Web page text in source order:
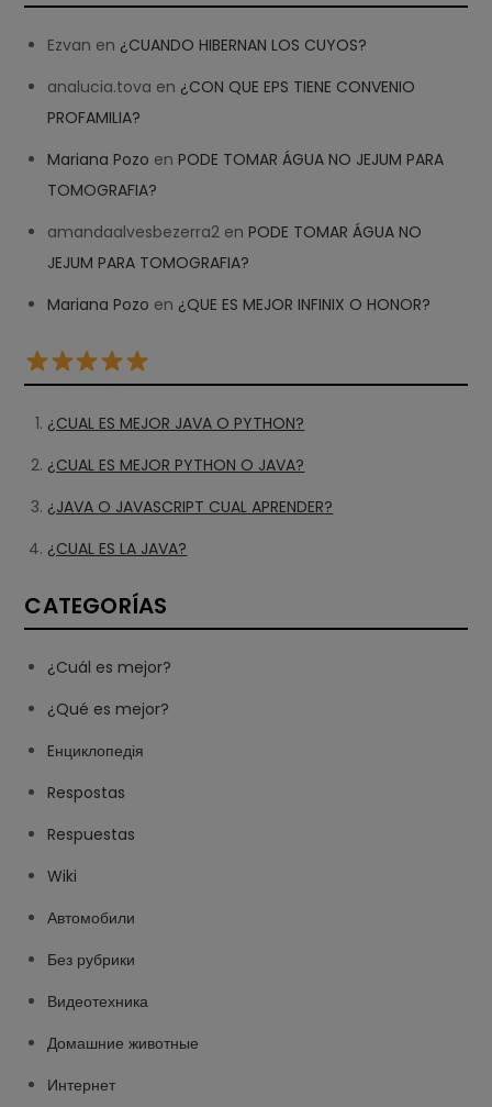
Ezvan en ¿CUANDO HIBERNAN LOS CUYOS?
analucia.tova en ¿CON QUE EPS TIENE CONVENIO
PROFAMILIA?
Mariana Pozo enPODE TOMAR ÁGUA NO JEJUM PARA
TOMOGRAFIA?
amandaalvesbezerra2 enPODE TOMAR ÁGUA NO
JEJUM PARA TOMOGRAFIA?
Mariana Pozo en ¿QUE ES MEJOR INFINIX O HONOR?
¿CUAL ES MEJOR JAVA O PYTHON?
¿CUAL ES MEJOR PYTHON O JAVA?
¿JAVA O JAVASCRIPT CUAL APRENDER?
¿CUAL ES LA JAVA?
CATEGORÍAS
¿Cuál es mejor?
¿Qué es mejor?
Eнциклопедія
Respostas
Respuestas
Wiki
Автомобили
Без рубрики
Видеотехника
Домашние животные
Интернет